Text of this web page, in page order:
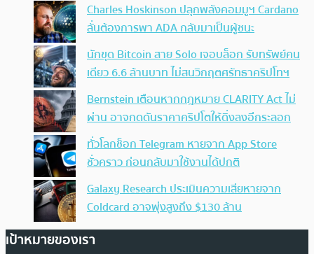
Charles Hoskinson ปลุกพลังคอมมูฯ Cardano
ลั่นต้องการพา ADA กลับมาเป็นผู้ชนะ
นักขุด Bitcoin สาย Solo เจอบล็อก รับทรัพย์คน
เดียว 6.6 ล้านบาท ไม่สนวิกฤตศรัทธาคริปโทฯ
Bernstein เตือนหากกฎหมาย CLARITY Act ไม่
ผ่าน อาจกดดันราคาคริปโตให้ดิ่งลงอีกระลอก
ทั่วโลกช็อก Telegram หายจาก App Store
ชั่วคราว ก่อนกลับมาใช้งานได้ปกติ
Galaxy Research ประเมินความเสียหายจาก
Coldcard อาจพุ่งสูงถึง $130 ล้าน
เป้าหมายของเรา